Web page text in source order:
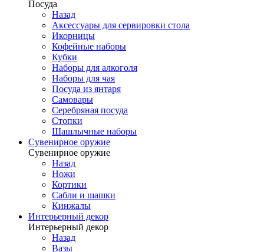
Посуда
Назад
Аксессуары для сервировки стола
Икорницы
Кофейные наборы
Кубки
Наборы для алкоголя
Наборы для чая
Посуда из янтаря
Самовары
Серебряная посуда
Стопки
Шашлычные наборы
Сувенирное оружие
Сувенирное оружие
Назад
Ножи
Кортики
Сабли и шашки
Кинжалы
Интерьерный декор
Интерьерный декор
Назад
Вазы